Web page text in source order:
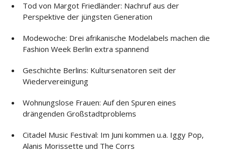
Tod von Margot Friedländer: Nachruf aus der
Perspektive der jüngsten Generation
Modewoche: Drei afrikanische Modelabels machen die
Fashion Week Berlin extra spannend
Geschichte Berlins: Kultursenatoren seit der
Wiedervereinigung
Wohnungslose Frauen: Auf den Spuren eines
drängenden Großstadtproblems
Citadel Music Festival: Im Juni kommen u.a. Iggy Pop,
Alanis Morissette und The Corrs